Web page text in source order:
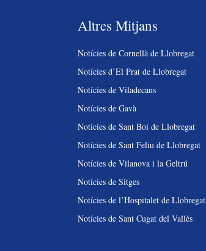
Altres Mitjans
Notícies de Cornellà de Llobregat
Notícies d’El Prat de Llobregat
Notícies de Viladecans
Notícies de Gavà
Notícies de Sant Boi de Llobregat
Notícies de Sant Feliu de Llobregat
Notícies de Vilanova i la Geltrú
Notícies de Sitges
Notícies de l’Hospitalet de Llobregat
Notícies de Sant Cugat del Vallès